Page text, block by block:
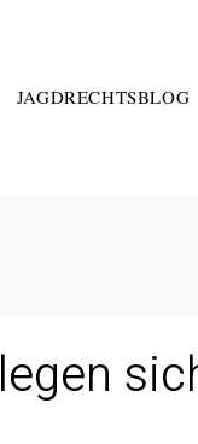
JAGDRECHTSBLOG